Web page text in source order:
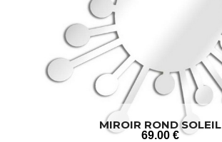
MIROIR ROND SOLEIL
69.00 €